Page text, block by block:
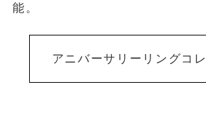
能。
アニバーサリーリングコ